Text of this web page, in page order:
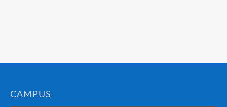
CAMPUS